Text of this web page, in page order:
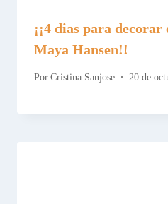
¡¡4 dias para
Maya Hansen!!
Por Cristina Sanjose 20 de